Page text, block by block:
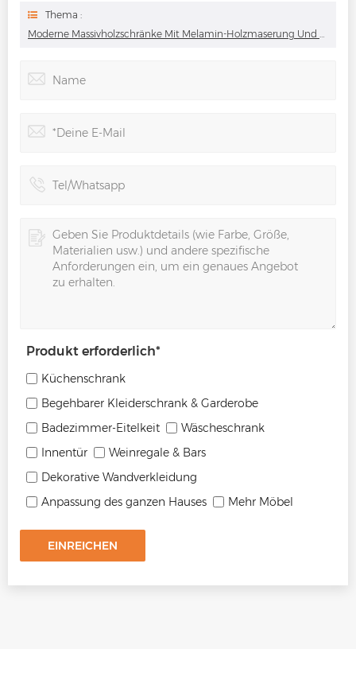
Thema :
Moderne Massivholzschränke Mit Melamin-Holzmaserung Und Gut Aussehendem No-Pull-Design
Produkt erforderlich*
Küchenschrank
Begehbarer Kleiderschrank & Garderobe
Badezimmer-Eitelkeit
Wäscheschrank
Innentür
Weinregale & Bars
Dekorative Wandverkleidung
Anpassung des ganzen Hauses
Mehr Möbel
EINREICHEN